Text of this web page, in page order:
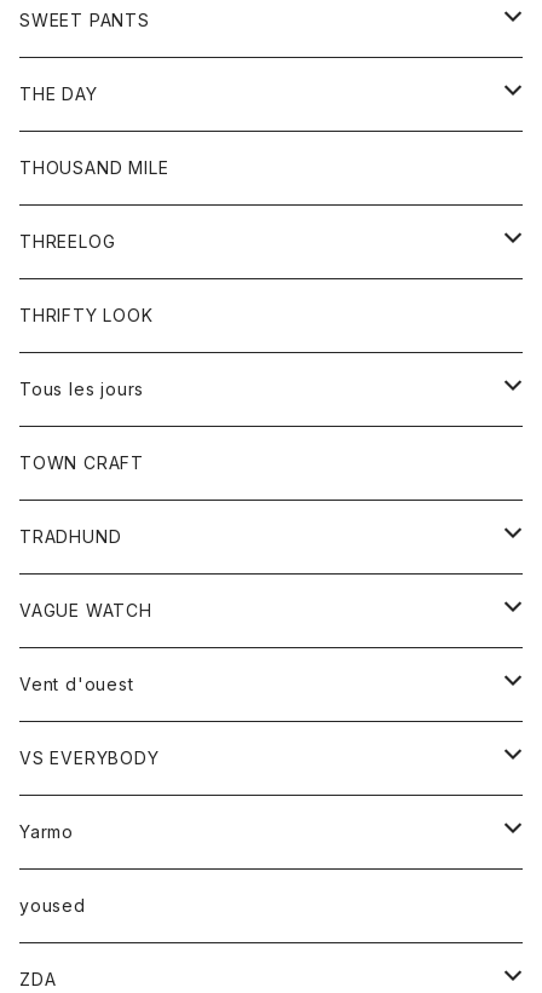
ワンピース
コート
リング
サンダル
アウター
Ｇジャン
ボトム
ジーンズ
SWEET PANTS
ボトム
ショートパンツ
THE DAY
トップス
Tシャツ
THOUSAND MILE
THREELOG
トップス
Tシャツ
THRIFTY LOOK
Tous les jours
トップス
レディース
カットソー
TOWN CRAFT
TRADHUND
セーター
ベスト
VAGUE WATCH
時計
Vent d'ouest
ボトム
スカート
トップス
ベスト
VS EVERYBODY
トップス
Ｔシャツ
Yarmo
アウター
コート
小物
yoused
ZDA